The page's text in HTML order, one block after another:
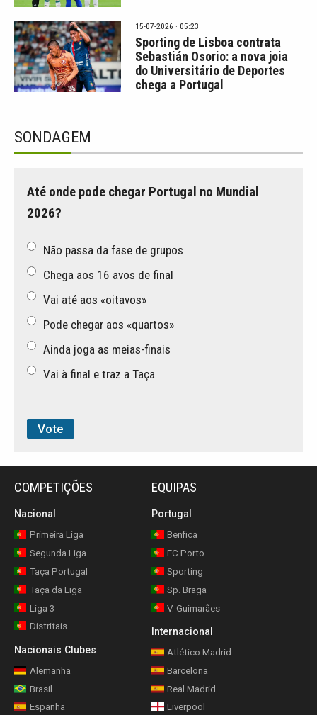
15-07-2026 · 05:23
Sporting de Lisboa contrata
Sebastián Osorio: a nova joia
do Universitário de Deportes
chega a Portugal
SONDAGEM
Até onde pode chegar Portugal no Mundial
2026?
Não passa da fase de grupos
Chega aos 16 avos de final
Vai até aos «oitavos»
Pode chegar aos «quartos»
Ainda joga as meias-finais
Vai à final e traz a Taça
COMPETIÇÕES
Nacional
Primeira Liga
Segunda Liga
Taça Portugal
Taça da Liga
Liga 3
Distritais
Nacionais Clubes
Alemanha
Brasil
Espanha
EQUIPAS
Portugal
Benfica
FC Porto
Sporting
Sp. Braga
V. Guimarães
Internacional
Atlético Madrid
Barcelona
Real Madrid
Liverpool